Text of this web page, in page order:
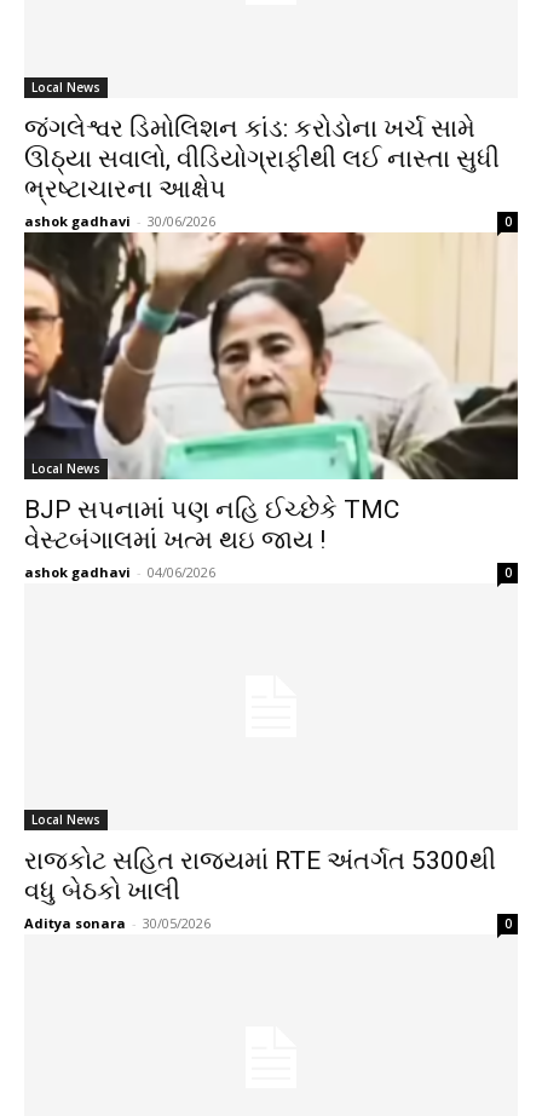
Local News
જંગલેશ્વર ડિમોલિશન કાંડ: કરોડોના ખર્ચ સામે
ઊઠ્યા સવાલો, વીડિયોગ્રાફીથી લઈ નાસ્તા સુધી
ભ્રષ્ટાચારના આક્ષેપ
ashok gadhavi - 30/06/2026 0
Local News
BJP સપનામાં પણ નહિ ઈચ્છેકે TMC
વેસ્ટબંગાલમાં ખત્મ થઇ જાય !
ashok gadhavi - 04/06/2026 0
Local News
રાજકોટ સહિત રાજ્યમાં RTE અંતર્ગત 5300થી
વધુ બેઠકો ખાલી
Aditya sonara - 30/05/2026 0